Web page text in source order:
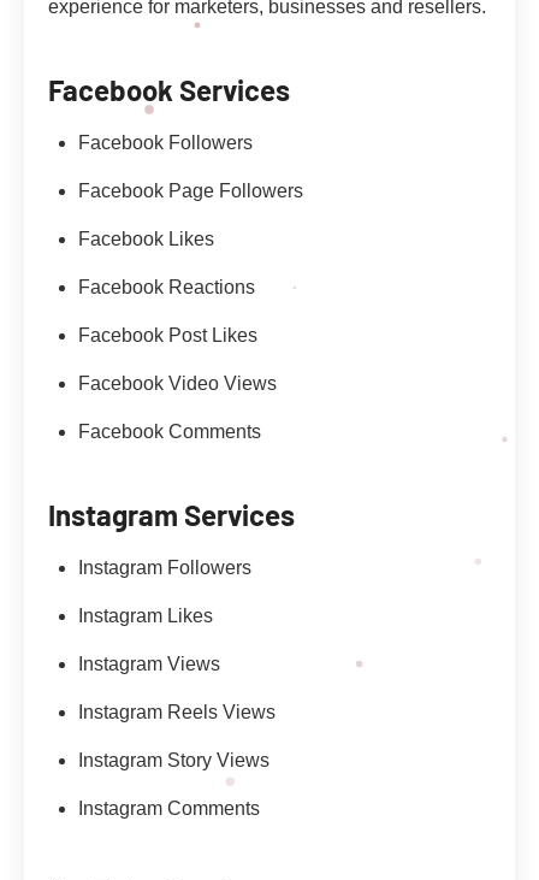
experience for marketers, businesses and resellers.
Facebook Services
Facebook Followers
Facebook Page Followers
Facebook Likes
Facebook Reactions
Facebook Post Likes
Facebook Video Views
Facebook Comments
Instagram Services
Instagram Followers
Instagram Likes
Instagram Views
Instagram Reels Views
Instagram Story Views
Instagram Comments